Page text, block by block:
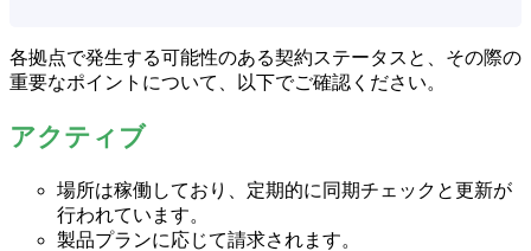
各拠点で発生する可能性のある契約ステータスと、その際の
重要なポイントについて、以下でご確認ください。
アクティブ
場所は稼働しており、定期的に同期チェックと更新が
行われています。
製品プランに応じて請求されます。